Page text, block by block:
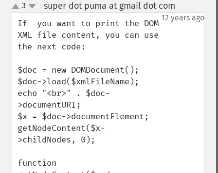
up
down
3 super dot puma at gmail dot com
12 years ago
If  you want to print the DOM
XML file content, you can use
the next code:
$doc = new DOMDocument();
$doc->load($xmlFileName);
echo "<br>" . $doc-
>documentURI;
$x = $doc->documentElement;
getNodeContent($x-
>childNodes, 0);
function